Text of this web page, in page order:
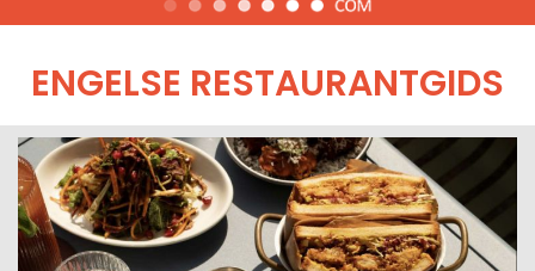
ENGELSE RESTAURANTGIDS